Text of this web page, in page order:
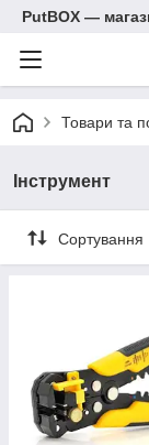
PutBOX —
Товари та
Інструмент
Сортування